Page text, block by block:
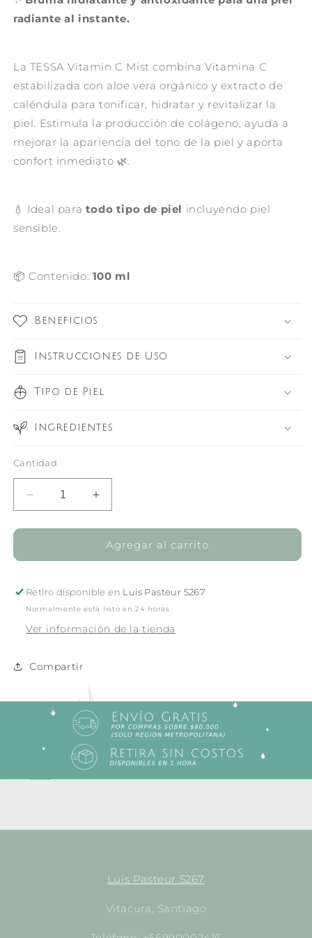
radiante al instante.
La TESSA Vitamin C Mist combina Vitamina C
estabilizada con aloe vera orgánico y extracto de
caléndula para tonificar, hidratar y revitalizar la
piel. Estimula la producción de colágeno, ayuda a
mejorar la apariencia del tono de la piel y aporta
confort inmediato 🌿.
💧 Ideal para todo tipo de piel incluyendo piel
sensible.
📦 Contenido: 100 ml
Beneficios
Instrucciones de Uso
Tipo de Piel
Ingredientes
Cantidad
Reducir
cantidad
para
C
100
ml
Aumentar
cantidad
para
Vitamin
C
100
ml
Agregar al carrito
Retiro disponible en Luis Pasteur 5267
Normalmente está listo en 24 horas
Ver información de la tienda
Compartir
Luis Pasteur 5267
Vitacura, Santiago